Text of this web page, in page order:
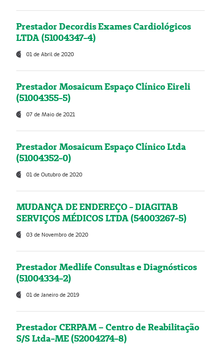
Prestador Decordis Exames Cardiológicos
LTDA (51004347-4)
01 de Abril de 2020
Prestador Mosaicum Espaço Clínico Eireli
(51004355-5)
07 de Maio de 2021
Prestador Mosaicum Espaço Clínico Ltda
(51004352-0)
01 de Outubro de 2020
MUDANÇA DE ENDEREÇO - DIAGITAB
SERVIÇOS MÉDICOS LTDA (54003267-5)
03 de Novembro de 2020
Prestador Medlife Consultas e Diagnósticos
(51004334-2)
01 de Janeiro de 2019
Prestador CERPAM – Centro de Reabilitação
S/S Ltda-ME (52004274-8)